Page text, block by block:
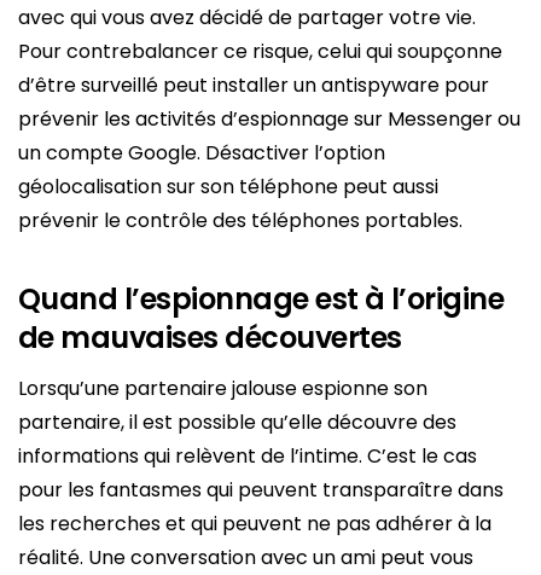
avec qui vous avez décidé de partager votre vie.
Pour contrebalancer ce risque, celui qui soupçonne
d’être surveillé peut installer un antispyware pour
prévenir les activités d’espionnage sur Messenger ou
un compte Google. Désactiver l’option
géolocalisation sur son téléphone peut aussi
prévenir le contrôle des téléphones portables.
Quand l’espionnage est à l’origine
de mauvaises découvertes
Lorsqu’une partenaire jalouse espionne son
partenaire, il est possible qu’elle découvre des
informations qui relèvent de l’intime. C’est le cas
pour les fantasmes qui peuvent transparaître dans
les recherches et qui peuvent ne pas adhérer à la
réalité. Une conversation avec un ami peut vous